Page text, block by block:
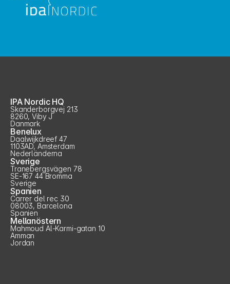
IPA Nordic HQ
Skanderborgvej 213
8260, Viby J
Danmark
Benelux
Daalwijkdreef 47
1103AD, Amsterdam
Nederländerna
Sverige
Tranebergsvägen 78
SE-167 44 Bromma
Sverige
Spanien
Carrer del rec 30
08003, Barcelona
Spanien
Mellanöstern
Mahmoud Al-Karmi-gatan 10
Amman
Jordan